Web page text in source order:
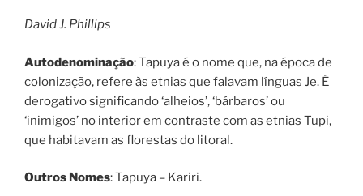
David J. Phillips
Autodenominação: Tapuya é o nome que, na época de
colonização, refere às etnias que falavam línguas Je. É
derogativo significando ‘alheios’, ‘bárbaros’ ou
‘inimigos’ no interior em contraste com as etnias Tupi,
que habitavam as florestas do litoral.
Outros Nomes: Tapuya – Kariri.